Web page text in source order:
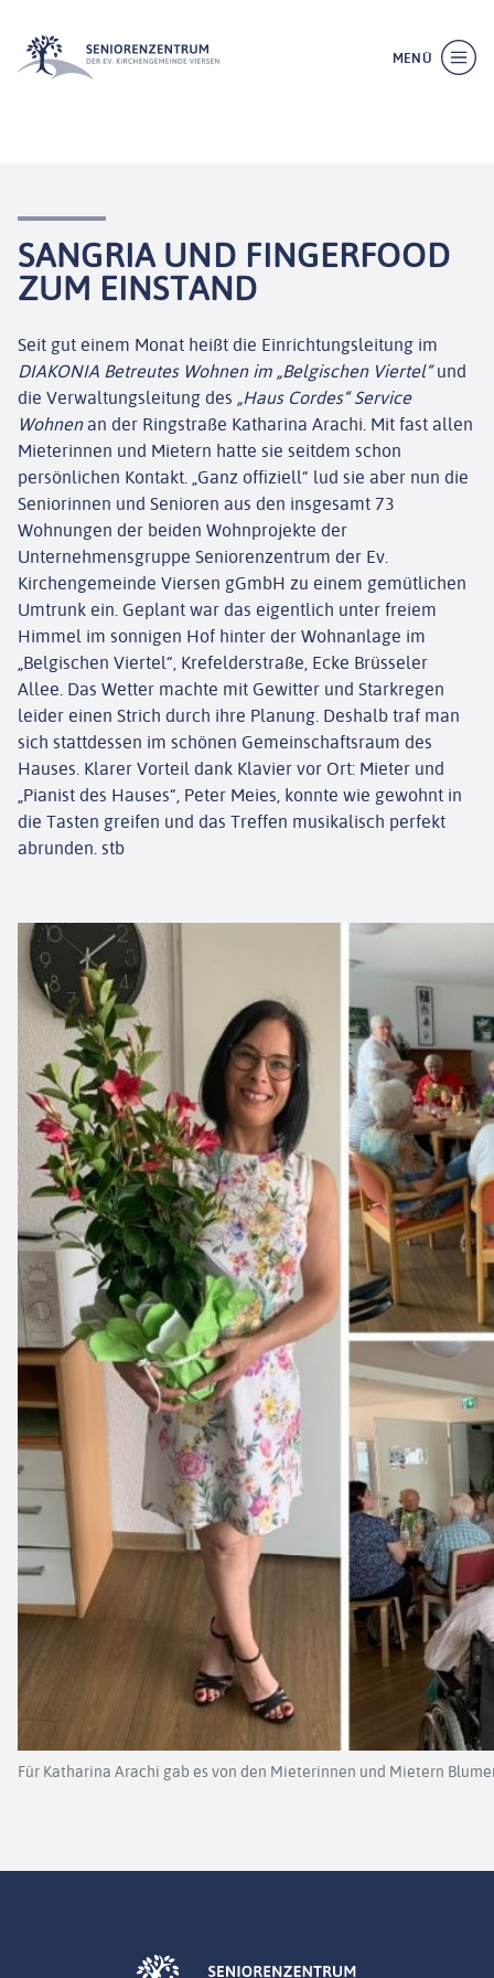
MENÜ
SANGRIA UND FINGERFOOD
ZUM EINSTAND
Seit gut einem Monat heißt die Einrichtungsleitung im
DIAKONIA Betreutes Wohnen im „Belgischen Viertel“und
die Verwaltungsleitung des „Haus Cordes“ Service
Wohnenan der Ringstraße Katharina Arachi. Mit fast allen
Mieterinnen und Mietern hatte sie seitdem schon
persönlichen Kontakt. „Ganz offiziell“ lud sie aber nun die
Seniorinnen und Senioren aus den insgesamt 73
Wohnungen der beiden Wohnprojekte der
Unternehmensgruppe Seniorenzentrum der Ev.
Kirchengemeinde Viersen gGmbH zu einem gemütlichen
Umtrunk ein. Geplant war das eigentlich unter freiem
Himmel im sonnigen Hof hinter der Wohnanlage im
„Belgischen Viertel“, Krefelderstraße, Ecke Brüsseler
Allee. Das Wetter machte mit Gewitter und Starkregen
leider einen Strich durch ihre Planung. Deshalb traf man
sich stattdessen im schönen Gemeinschaftsraum des
Hauses. Klarer Vorteil dank Klavier vor Ort: Mieter und
„Pianist des Hauses“, Peter Meies, konnte wie gewohnt in
die Tasten greifen und das Treffen musikalisch perfekt
abrunden. stb
Für Katharina Arachi gab es von den Mieterinnen und Mietern